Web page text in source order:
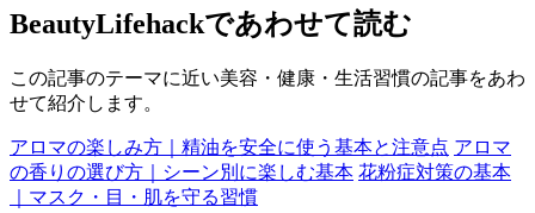
BeautyLifehackであわせて読む
この記事のテーマに近い美容・健康・生活習慣の記事をあわ
せて紹介します。
アロマの楽しみ方｜精油を安全に使う基本と注意点 アロマ
の香りの選び方｜シーン別に楽しむ基本 花粉症対策の基本
｜マスク・目・肌を守る習慣